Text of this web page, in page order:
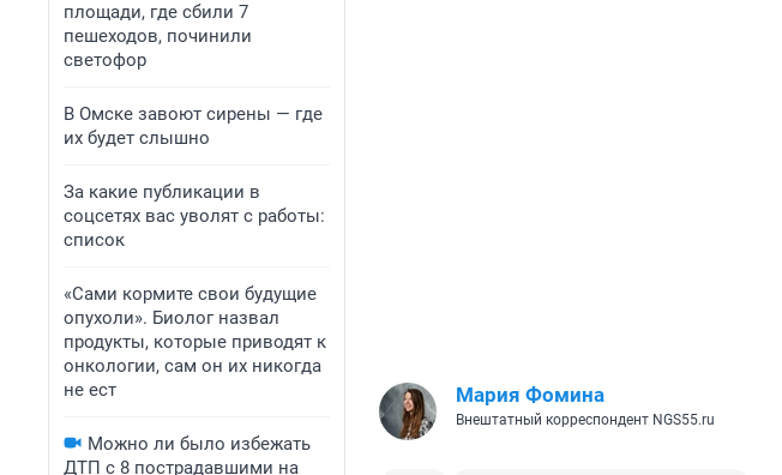
площади, где сбили 7
пешеходов, починили
светофор
В Омске завоют сирены — где
их будет слышно
За какие публикации в
соцсетях вас уволят с работы:
список
«Сами кормите свои будущие
опухоли». Биолог назвал
продукты, которые приводят к
онкологии, сам он их никогда
не ест
Можно ли было избежать
ДТП с 8 пострадавшими на
Мария Фомина
Внештатный корреспондент NGS55.ru